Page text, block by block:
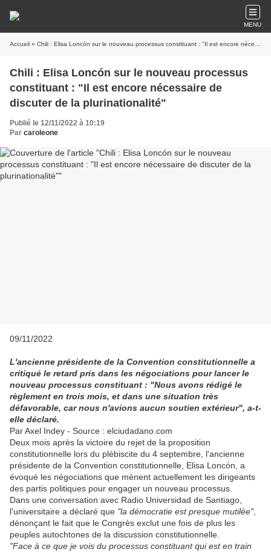
MENU
Accueil » Chili : Elisa Loncón sur le nouveau processus constituant : "Il est encore nécessaire de discuter de la plurinationalité"
Chili : Elisa Loncón sur le nouveau processus
constituant : "Il est encore nécessaire de
discuter de la plurinationalité"
Publié le 12/11/2022 à 10:19
Par caroleone
09/11/2022
L'ancienne présidente de la Convention constitutionnelle a
critiqué le retard pris dans les négociations pour lancer le
nouveau processus constituant : "Nous avons rédigé le
règlement en trois mois, et dans une situation très
défavorable, car nous n'avions aucun soutien extérieur", a-t-
elle déclaré.
Par Axel Indey - Source : elciudadano.com
Deux mois après la victoire du rejet de la proposition
constitutionnelle lors du plébiscite du 4 septembre, l'ancienne
présidente de la Convention constitutionnelle, Elisa Loncón, a
évoqué les négociations que mènent actuellement les dirigeants
des partis politiques pour engager un nouveau processus.
Dans une conversation avec Radio Universidad de Santiago,
l'universitaire a déclaré que "la démocratie est presque mutilée",
dénonçant le fait que le Congrès exclut une fois de plus les
peuples autochtones de la discussion constitutionnelle.
"Face à ce que je vois du processus constituant qui est en train